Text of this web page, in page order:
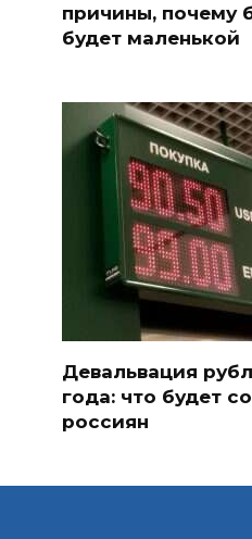
причины, почему
будет маленькой
Девальвация
года: что будет
россиян